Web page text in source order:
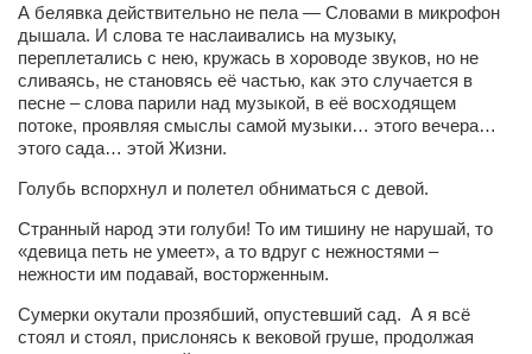
Музыканты
Евгений Касьяненко
Сергей Коноз
Денис Федченко
Guitarproduction Studio
Поэты
А белявка действительно не пела — Словами в микрофон
дышала. И слова те наслаивались на музыку,
переплетались с нею, кружась в хороводе звуков, но не
сливаясь, не становясь её частью, как это случается в
песне – слова парили над музыкой, в её восходящем
потоке, проявляя смыслы самой музыки… этого вечера…
этого сада… этой Жизни.
Голубь вспорхнул и полетел обниматься с девой.
Странный народ эти голуби! То им тишину не нарушай, то
«девица петь не умеет», а то вдруг с нежностями –
нежности им подавай, восторженным.
Сумерки окутали прозябший, опустевший сад. А я всё
стоял и стоял, прислонясь к вековой груше, продолжая